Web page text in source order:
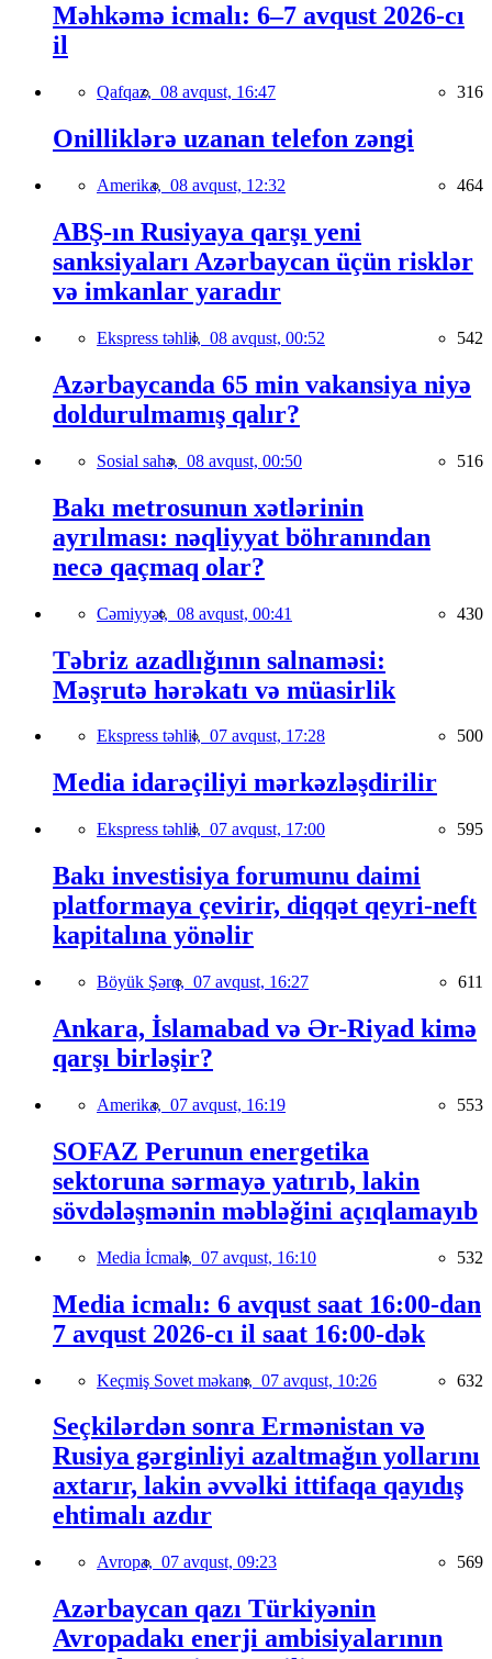
Məhkəmə icmalı: 6–7 avqust 2026-cı
il
Qafqaz, 08 avqust, 16:47 316
Onilliklərə uzanan telefon zəngi
Amerika, 08 avqust, 12:32 464
ABŞ-ın Rusiyaya qarşı yeni
sanksiyaları Azərbaycan üçün risklər
və imkanlar yaradır
Ekspress təhlil, 08 avqust, 00:52 542
Azərbaycanda 65 min vakansiya niyə
doldurulmamış qalır?
Sosial sahə, 08 avqust, 00:50 516
Bakı metrosunun xətlərinin
ayrılması: nəqliyyat böhranından
necə qaçmaq olar?
Cəmiyyət, 08 avqust, 00:41 430
Təbriz azadlığının salnaməsi:
Məşrutə hərəkatı və müasirlik
Ekspress təhlil, 07 avqust, 17:28 500
Media idarəçiliyi mərkəzləşdirilir
Ekspress təhlil, 07 avqust, 17:00 595
Bakı investisiya forumunu daimi
platformaya çevirir, diqqət qeyri-neft
kapitalına yönəlir
Böyük Şərq, 07 avqust, 16:27 611
Ankara, İslamabad və Ər-Riyad kimə
qarşı birləşir?
Amerika, 07 avqust, 16:19 553
SOFAZ Perunun energetika
sektoruna sərmayə yatırıb, lakin
sövdələşmənin məbləğini açıqlamayıb
Media İcmalı, 07 avqust, 16:10 532
Media icmalı: 6 avqust saat 16:00-dan
7 avqust 2026-cı il saat 16:00-dək
Keçmiş Sovet məkanı, 07 avqust, 10:26 632
Seçkilərdən sonra Ermənistan və
Rusiya gərginliyi azaltmağın yollarını
axtarır, lakin əvvəlki ittifaqa qayıdış
ehtimalı azdır
Avropa, 07 avqust, 09:23 569
Azərbaycan qazı Türkiyənin
Avropadakı enerji ambisiyalarının